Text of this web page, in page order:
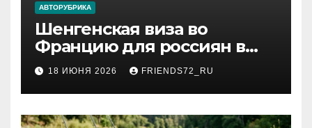
АВТОРУБРИКА
Шенгенская виза во
Францию для россиян в
2026 году: сроки от 3 дней
и список необходимых
документов
18 ИЮНЯ 2026 FRIENDS72_RU